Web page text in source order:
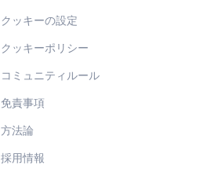
クッキーの設定
クッキーポリシー
コミュニティルール
免責事項
方法論
採用情報